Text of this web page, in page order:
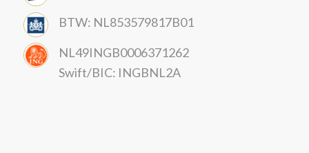
BTW: NL853579817B01
NL49INGB0006371262
Swift/BIC: INGBNL2A